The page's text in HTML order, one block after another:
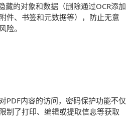
藏的对象和数据（删除通过OCR添加
件、书签和元数据等），防止无意
险。
PDF内容的访问，密码保护功能不仅
制了打印、编辑或提取信息等获取